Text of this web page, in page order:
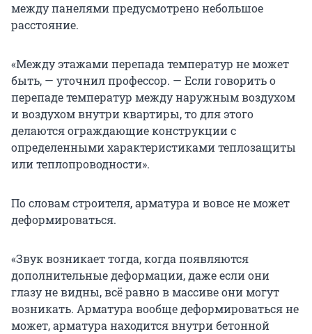
между панелями предусмотрено небольшое
расстояние.
«Между этажами перепада температур не может
быть, — уточнил профессор. — Если говорить о
перепаде температур между наружным воздухом
и воздухом внутри квартиры, то для этого
делаются ограждающие конструкции с
определенными характеристиками теплозащиты
или теплопроводности».
По словам строителя, арматура и вовсе не может
деформироваться.
«Звук возникает тогда, когда появляются
дополнительные деформации, даже если они
глазу не видны, всё равно в массиве они могут
возникать. Арматура вообще деформироваться не
может, арматура находится внутри бетонной